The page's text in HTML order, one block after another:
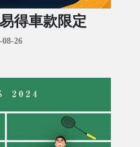
得車款限定
08-26